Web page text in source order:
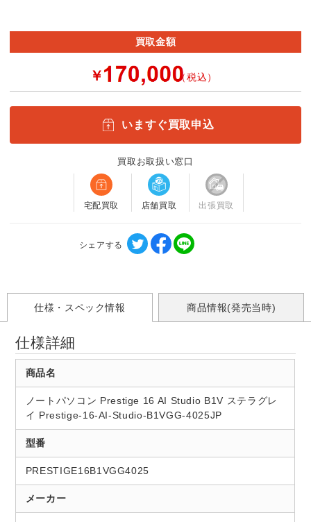
買取金額
￥ （税込）
いますぐ買取申込
買取お取扱い窓口
宅配買取 店舗買取 出張買取
シェアする
仕様・スペック情報 商品情報(発売当時)
仕様詳細
商品名
ノートパソコン Prestige 16 AI Studio B1V ステラグレ
イ Prestige-16-AI-Studio-B1VGG-4025JP
型番
PRESTIGE16B1VGG4025
メーカー